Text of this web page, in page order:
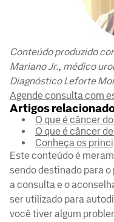
Conteúdo produzido
Mariano Jr., médico
Diagnóstico Leforte
Agende consulta com
Artigos
O que é câncer
O que é câncer
Conheça os
Este conteúdo é
sendo destinado para
a consulta e o
ser utilizado para
você tiver algum